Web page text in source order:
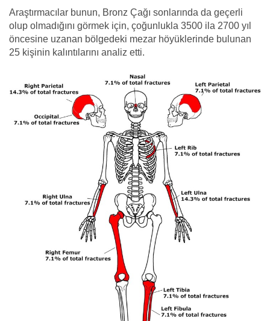
Araştırmacılar bunun, Bronz Çağı sonlarında da geçerli
olup olmadığını görmek için, çoğunlukla 3500 ila 2700 yıl
öncesine uzanan bölgedeki mezar höyüklerinde bulunan
25 kişinin kalıntılarını analiz etti.